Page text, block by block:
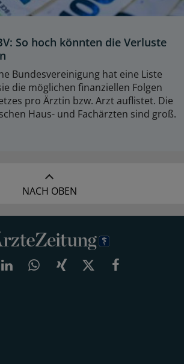
So hoch könnten die Verluste
Bundesvereinigung hat eine Liste
die möglichen finanziellen Folgen
pro Ärztin bzw. Arzt auflistet. Die
Haus- und Fachärzten sind groß.
NACH OBEN